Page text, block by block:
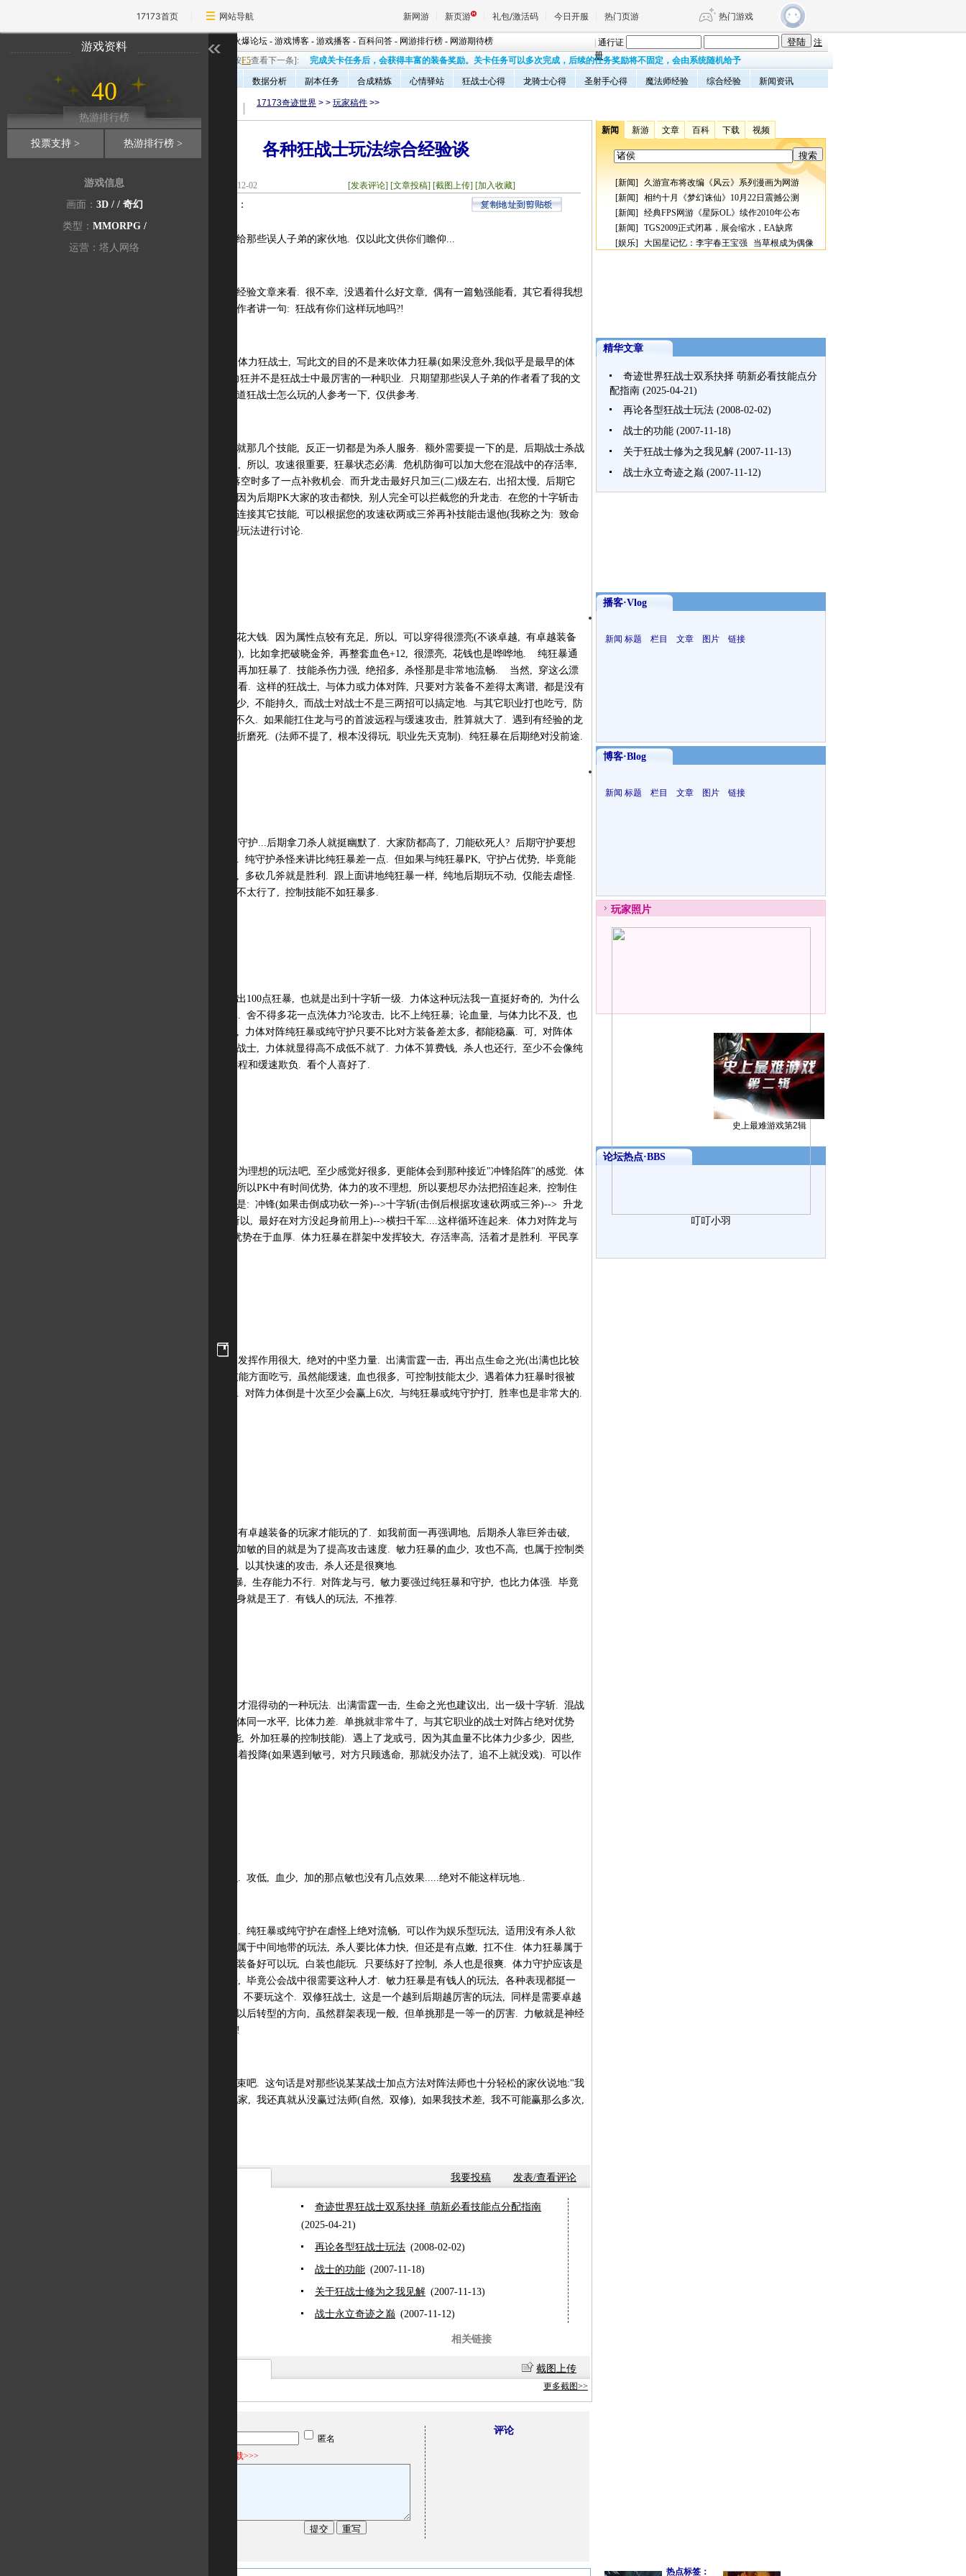
17173首页 网站导航 新网游 新页游 礼包/激活码 今日开服 热门页游 热门游戏
魔兽 DNF 传奇4
天堂 剑网3旗舰版 新天龙八部
火爆论坛 - 游戏博客 - 游戏播客 - 百科问答 - 网游排行榜 - 网游期待榜 通行证
注
册
17173奇迹世界小贴士[按F5查看下一条]: 完成关卡任务后，会获得丰富的装备奖励。关卡任务可以多次完成，后续的任务奖励将不固定，会由系统随机给予
数据分析 副本任务 合成精炼 心情驿站 狂战士心得 龙骑士心得 圣射手心得 魔法师经验 综合经验 新闻资讯
17173奇迹世界 > > 玩家稿件 >>
各种狂战士玩法综合经验谈
2007-12-02 [发表评论] [文章投稿] [截图上传] [加入收藏]
关键字：
事先申明: 本文是写给那些误人子弟的家伙地. 仅以此文供你们瞻仰...
闲来无事, 翻了几篇经验文章来看. 很不幸, 没遇着什么好文章, 偶有一篇勉强能看, 其它看得我想
撞墙. 我只想对某些作者讲一句: 狂战有你们这样玩地吗?!
本人一区三服近90级体力狂战士, 写此文的目的不是来吹体力狂暴(如果没意外,我似乎是最早的体
力狂玩家), 因为体力狂并不是狂战士中最厉害的一种职业. 只期望那些误人子弟的作者看了我的文
章能醒醒, 那些不知道狂战士怎么玩的人参考一下, 仅供参考.
技能加点就不说了, 就那几个技能, 反正一切都是为杀人服务. 额外需要提一下的是, 后期战士杀战
士靠的就是巨斧击破, 所以, 攻速很重要, 狂暴状态必满. 危机防御可以加大您在混战中的存活率,
以及PK时发错招或落空时多了一点补救机会. 而升龙击最好只加三(二)级左右, 出招太慢, 后期它
十次有九次会落空, 因为后期PK大家的攻击都快, 别人完全可以拦截您的升龙击. 在您的十字斩击
倒对手后, 不要马上连接其它技能, 可以根据您的攻速砍两或三斧再补技能击退他(我称之为: 致命
三板斧). 下面就各型玩法进行讨论.
纯狂暴要想强悍, 得花大钱. 因为属性点较有充足, 所以, 可以穿得很漂亮(不谈卓越, 有卓越装备
绝对没必要当纯狂暴), 比如拿把破晓金斧, 再整套血色+12, 很漂亮, 花钱也是哗哗地. 纯狂暴通
常出满乾坤一击就不再加狂暴了. 技能杀伤力强, 绝招多, 杀怪那是非常地流畅. 当然, 穿这么漂
亮绝对不是为了给怪看. 这样的狂战士, 与体力或力体对阵, 只要对方装备不差得太离谱, 都是没有
多少胜算地, 毕竟血少, 不能持久, 而战士对战士不是三两招可以搞定地. 与其它职业打也吃亏, 防
虽不错, 但血少, 扛不久. 如果能扛住龙与弓的首波远程与缓速攻击, 胜算就大了. 遇到有经验的龙
与弓, 通常会被慢慢折磨死. (法师不提了, 根本没得玩, 职业先天克制). 纯狂暴在后期绝对没前途.
我还经常遇着拿刀的守护...后期拿刀杀人就挺幽默了. 大家防都高了, 刀能砍死人? 后期守护要想
跟人过上两招, 拿斧. 纯守护杀怪来讲比纯狂暴差一点. 但如果与纯狂暴PK, 守护占优势, 毕竟能
缓速, 这点非常重要, 多砍几斧就是胜利. 跟上面讲地纯狂暴一样, 纯地后期玩不动, 仅能去虐怪.
对阵龙与弓, 守护就不太行了, 控制技能不如狂暴多.
力体与体力一样, 只出100点狂暴, 也就是出到十字斩一级. 力体这种玩法我一直挺好奇的, 为什么
有那么多人去当力体. 舍不得多花一点洗体力?论攻击, 比不上纯狂暴; 论血量, 与体力比不及, 也
仅比纯地高点. 当然, 力体对阵纯狂暴或纯守护只要不比对方装备差太多, 都能稳赢. 可, 对阵体
力, 双修及其它职业战士, 力体就显得高不成低不就了. 力体不算费钱, 杀人也还行, 至少不会像纯
地那样受龙或弓的远程和缓速欺负. 看个人喜好了.
体力狂暴算是一种较为理想的玩法吧, 至少感觉好很多, 更能体会到那种接近"冲锋陷阵"的感觉. 体
力的优势在于持久, 所以PK中有时间优势, 体力的攻不理想, 所以要想尽办法把招连起来, 控制住
对方. 对阵战士通常是: 冲锋(如果击倒成功砍一斧)-->十字斩(击倒后根据攻速砍两或三斧)--> 升龙
击(因为它出招慢, 所以, 最好在对方没起身前用上)-->横扫千军....这样循环连起来. 体力对阵龙与
弓是不会吃亏的, 优势在于血厚. 体力狂暴在群架中发挥较大, 存活率高, 活着才是胜利. 平民享
体力守护在群架中的发挥作用很大, 绝对的中坚力量. 出满雷霆一击, 再出点生命之光(出满也比较
好). 单挑的话, 在技能方面吃亏, 虽然能缓速, 血也很多, 可控制技能太少, 遇着体力狂暴时很被
动, 但不是没机会赢. 对阵力体倒是十次至少会赢上6次, 与纯狂暴或纯守护打, 胜率也是非常大的.
这种玩法就是后期拥有卓越装备的玩家才能玩的了. 如我前面一再强调地, 后期杀人靠巨斧击破,
攻击速度非常重要. 加敏的目的就是为了提高攻击速度. 敏力狂暴的血少, 攻也不高, 也属于控制类
玩法, 只要把招连上, 以其快速的攻击, 杀人还是很爽地.
混战不适合敏力狂暴, 生存能力不行. 对阵龙与弓, 敏力要强过纯狂暴和守护, 也比力体强. 毕竟
移动速度快了些, 近身就是王了. 有钱人的玩法, 不推荐.
也是拥有卓越装备后才混得动的一种玩法. 出满雷霆一击, 生命之光也建议出, 出一级十字斩. 混战
中表现一般般, 与力体同一水平, 比体力差. 单挑就非常牛了, 与其它职业的战士对阵占绝对优势
(因为守护有缓速技能, 外加狂暴的控制技能). 遇上了龙或弓, 因为其血量不比体力少多少, 因些,
也绝对会让龙与弓哭着投降(如果遇到敏弓, 对方只顾逃命, 那就没办法了, 追不上就没戏). 可以作
这个真不想来说什么. 攻低, 血少, 加的那点敏也没有几点效果.....绝对不能这样玩地..
基本上就这些玩法了. 纯狂暴或纯守护在虐怪上绝对流畅, 可以作为娱乐型玩法, 适用没有杀人欲
望的玩家. 力体狂暴属于中间地带的玩法, 杀人要比体力快, 但还是有点嫩, 扛不住. 体力狂暴属于
可以一直玩的类型, 装备好可以玩, 白装也能玩. 只要练好了控制, 杀人也是很爽. 体力守护应该是
大受公会欢迎的玩法, 毕竟公会战中很需要这种人才. 敏力狂暴是有钱人的玩法, 各种表现都挺一
般地, 所以, 真有钱, 不要玩这个. 双修狂战士, 这是一个越到后期越厉害的玩法, 同样是需要卓越
装备, 可以作为大家以后转型的方向, 虽然群架表现一般, 但单挑那是一等一的厉害. 力敏就是神经
病玩法, 谁玩谁神经!
没啦...用一句来作结束吧. 这句话是对那些说某某战士加点方法对阵法师也十分轻松的家伙说地:"我
杀了那么多各职业玩家, 我还真就从没赢过法师(自然, 双修), 如果我技术差, 我不可能赢那么多次,
我要投稿 发表/查看评论
奇迹世界狂战士双系抉择 萌新必看技能点分配指南
(2025-04-21)
再论各型狂战士玩法 (2008-02-02)
战士的功能 (2007-11-18)
关于狂战士修为之我见解 (2007-11-13)
战士永立奇迹之巅 (2007-11-12)
相关链接
截图上传
更多截图>>
匿名
史上最强的拼音输入法 下载>>>
评论
新闻 新游 文章 百科 下载 视频
[新闻] 久游宣布将改编《风云》系列漫画为网游
[新闻] 相约十月《梦幻诛仙》10月22日震撼公测
[新闻] 经典FPS网游《星际OL》续作2010年公布
[新闻] TGS2009正式闭幕，展会缩水，EA缺席
[娱乐] 大国星记忆：李宇春王宝强 当草根成为偶像
精华文章
奇迹世界狂战士双系抉择 萌新必看技能点分
配指南 (2025-04-21)
再论各型狂战士玩法 (2008-02-02)
战士的功能 (2007-11-18)
关于狂战士修为之我见解 (2007-11-13)
战士永立奇迹之巅 (2007-11-12)
播客·Vlog
热点标签：
新闻 标题 栏目 文章 图片 链接
博客·Blog
新闻 标题 栏目 文章 图片 链接
玩家照片
叮叮小羽
史上最难游戏第2辑
论坛热点·BBS
游戏资料
40
热游排行榜
投票支持 > 热游排行榜 >
游戏信息
画面： 3D/ / 奇幻
类型： MMORPG/
运营：塔人网络